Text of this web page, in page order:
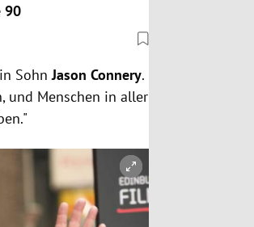
90
SohnJason Connery.
und Menschen in aller